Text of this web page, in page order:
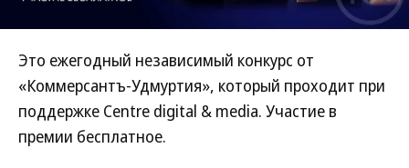
Это ежегодный независимый конкурс от
«Коммерсантъ-Удмуртия», который проходит при
поддержке Centre digital & media. Участие в
премии бесплатное.